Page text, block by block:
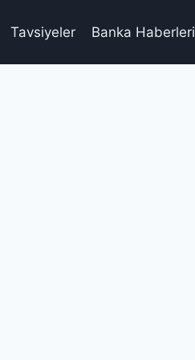
Tavsiyeler Banka Haberleri